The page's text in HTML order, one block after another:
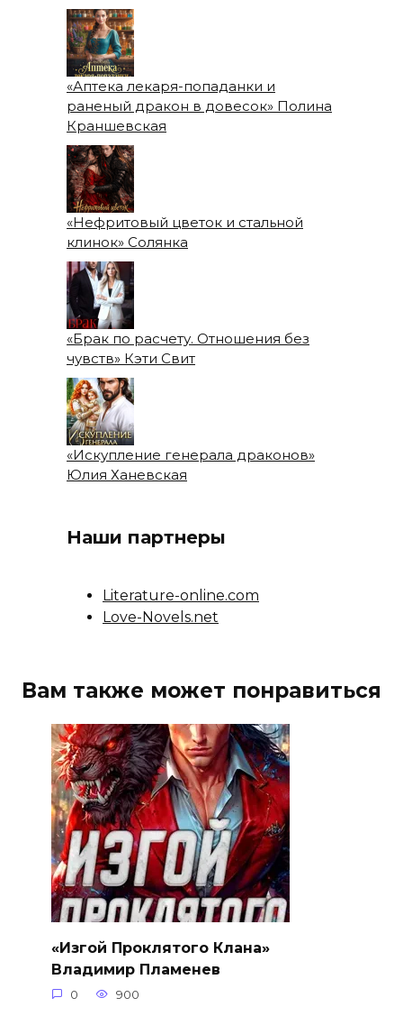
«Аптека лекаря-попаданки и
раненый дракон в довесок» Полина
Краншевская
«Нефритовый цветок и стальной
клинок» Солянка
«Брак по расчету. Отношения без
чувств» Кэти Свит
«Искупление генерала драконов»
Юлия Ханевская
Наши партнеры
Literature-online.com
Love-Novels.net
Вам также может понравиться
«Изгой Проклятого Клана»
Владимир Пламенев
0 900